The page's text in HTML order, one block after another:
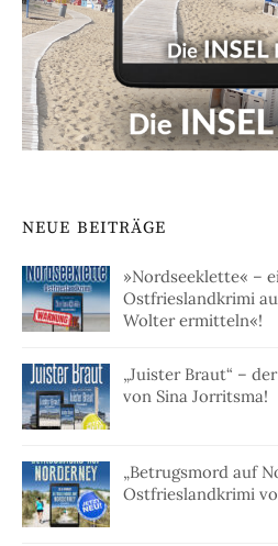
NEUE BEITRÄGE
»Nordseeklette« –
Ostfrieslandkrimi
Wolter ermitteln«!
„Juister Braut“ –
von Sina Jorritsma!
„Betrugsmord auf
Ostfrieslandkrimi